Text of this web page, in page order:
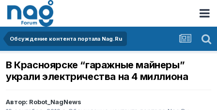
Обсуждение контента портала Nag.Ru
В Красноярске “гаражные майнеры”
украли электричества на 4 миллиона
Автор: Robot_NagNews